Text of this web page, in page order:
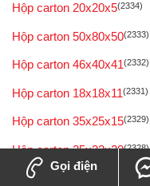
Hộp carton 20x20x5(2334)
Hộp carton 50x80x50(2333)
Hộp carton 46x40x41(2332)
Hộp carton 18x18x11(2331)
Hộp carton 35x25x15(2329)
Hộp carton 25x22x20(2328)
Hộp carton 90x15x10 (2327)
Gọi điện